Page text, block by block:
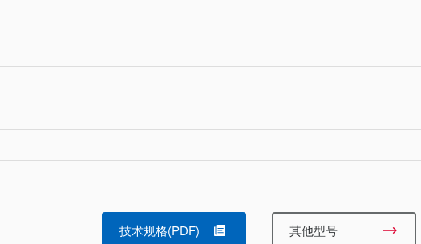
技术规格(PDF) 其他型号